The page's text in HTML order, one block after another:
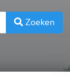
Zoeken